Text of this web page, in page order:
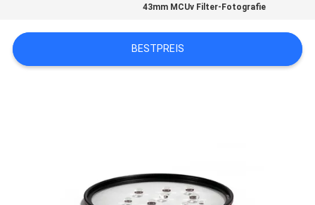
FORDERN
SIE
PRIVACY
43mm MCUv Filter-Fotografie
BESTPREIS